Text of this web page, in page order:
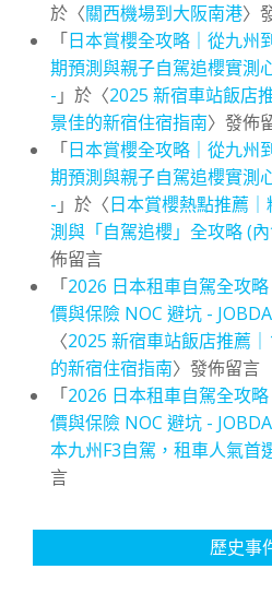
於〈關西機場到大阪南港〉
「日本賞櫻全攻略｜從九州
期預測與親子自駕追櫻實測
- 」於〈2025 新宿車站飯店
景佳的新宿住宿指南〉發佈
「日本賞櫻全攻略｜從九州
期預測與親子自駕追櫻實測
- 」於〈日本賞櫻熱點推薦
測與「自駕追櫻」全攻略 (
佈留言
「2026 日本租車自駕全攻
價與保險 NOC 避坑 -
〈2025 新宿車站飯店推薦
的新宿住宿指南〉發佈留言
「2026 日本租車自駕全攻
價與保險 NOC 避坑 -
本九州F3自駕，租車人氣首
言
歷史事